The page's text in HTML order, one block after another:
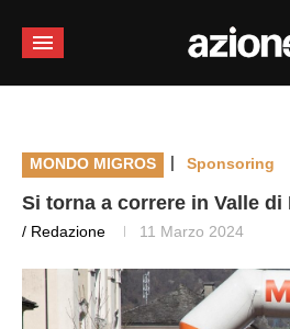
MONDO MIGROS | Sponsoring
Si torna a correre in Valle di
/ Redazione 11 Marzo 2024